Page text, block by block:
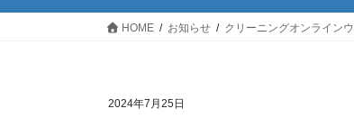
HOME お知らせ クリーニングオンライン
2024年7月25日